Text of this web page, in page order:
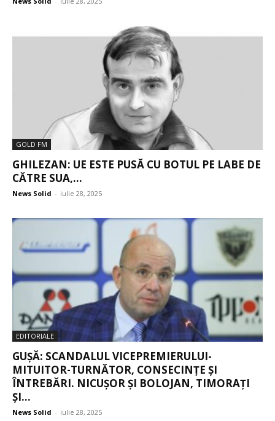
GOLD FM
GHILEZAN: UE ESTE PUSĂ CU BOTUL PE LABE DE
CĂTRE SUA,...
News Solid - iulie 28, 2025
EDITORIALE
GUȘĂ: SCANDALUL VICEPREMIERULUI-
MITUITOR-TURNĂTOR, CONSECINȚE ȘI
ÎNTREBĂRI. NICUȘOR ȘI BOLOJAN, TIMORAȚI
ȘI...
News Solid - iulie 28, 2025